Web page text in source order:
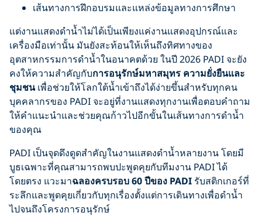
เส้นทางการฝึกอบรมและแหล่งข้อมูลทางการศึกษา
แต่งานแสดงดำน้ำไม่ได้เป็นเพียงแค่งานแสดงอุปกรณ์และ
เครื่องมือเท่านั้น มันยังสะท้อนให้เห็นถึงทิศทางของ
อุตสาหกรรมการดำน้ำในอนาคตด้วย ในปี 2026 PADI จะยัง
คงให้ความสำคัญกับการอนุรักษ์มหาสมุทร ความยั่งยืนและ
ชุมชนเพื่อช่วยให้โลกใต้น้ำเข้าถึงได้ง่ายขึ้นสำหรับทุกคน
บุคคลากรของ PADI จะอยู่ที่งานแสดงทุกงานเพื่อตอบคำถาม
ให้คำแนะนำและช่วยคุณก้าวไปอีกขั้นในเส้นทางการดำน้ำ
ของคุณ
PADI เป็นจุดดึงดูดสำคัญในงานแสดงดำน้ำหลายงาน โดยมี
บูธเฉพาะที่คุณสามารถพบปะพูดคุยกับทีมงาน PADI ได้
โดยตรง แวะมาฉลองครบรอบ 60 ปีของ PADI รับสติกเกอร์ที่
ระลึกและพูดคุยเกี่ยวกับทุกเรื่องตั้งแต่การเดินทางเพื่อดำน้ำ
ไปจนถึงโครงการอนุรักษ์